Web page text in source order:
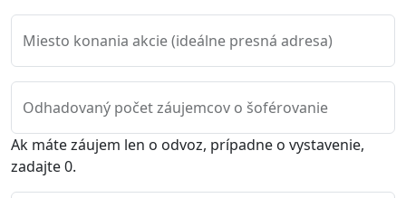
Miesto konania akcie (ideálne presná adresa)
Odhadovaný počet záujemcov o šoférovanie
Ak máte záujem len o odvoz, prípadne o vystavenie,
zadajte 0.